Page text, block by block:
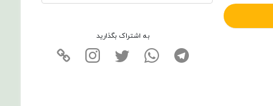
به اشتراک بگذارید